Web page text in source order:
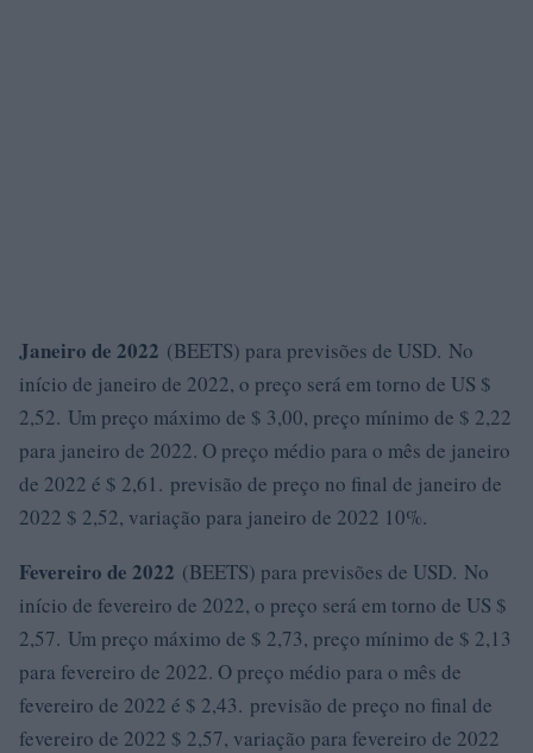
Janeiro de 2022 (BEETS) para previsões de USD. No
início de janeiro de 2022, o preço será em torno de US $
2,52. Um preço máximo de $ 3,00, preço mínimo de $ 2,22
para janeiro de 2022. O preço médio para o mês de janeiro
de 2022 é $ 2,61. previsão de preço no final de janeiro de
2022 $ 2,52, variação para janeiro de 2022 10%.
Fevereiro de 2022 (BEETS) para previsões de USD. No
início de fevereiro de 2022, o preço será em torno de US $
2,57. Um preço máximo de $ 2,73, preço mínimo de $ 2,13
para fevereiro de 2022. O preço médio para o mês de
fevereiro de 2022 é $ 2,43. previsão de preço no final de
fevereiro de 2022 $ 2,57, variação para fevereiro de 2022